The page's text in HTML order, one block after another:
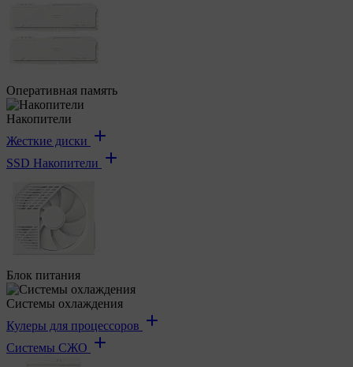
Оперативная память
Накопители
Жесткие диски
SSD Накопители
Блок питания
Системы охлаждения
Кулеры для процессоров
Системы СЖО